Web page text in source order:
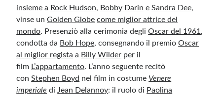
insieme a Rock Hudson, Bobby Darin e Sandra Dee,
vinse un Golden Globe come miglior attrice del
mondo. Presenziò alla cerimonia degli Oscar del 1961 ,
condotta da Bob Hope, consegnando il premio Oscar
al miglior regista a Billy Wilder per il
film L’appartamento. L’anno seguente recitò
con Stephen Boyd nel film in costume Venere
imperiale di Jean Delannoy: il ruolo di Paolina